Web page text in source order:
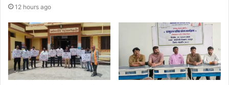
12 hours ago